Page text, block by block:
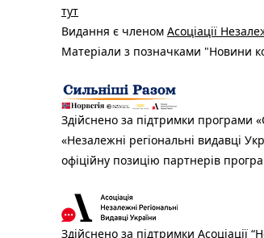
тут
Видання є членом Асоціації
Матеріали з позначками "Новини
Здійснено за підтримки програми
«Незалежні регіональні видавці
офіційну позицію партнерів
Здійснено за підтримки Асоціації